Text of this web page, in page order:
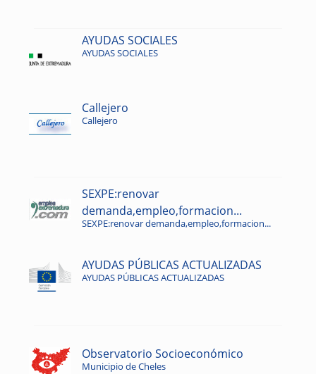
AYUDAS SOCIALES
AYUDAS SOCIALES
Callejero
Callejero
SEXPE:renovar
demanda,empleo,formacion...
SEXPE:renovar demanda,empleo,formacion...
AYUDAS PÚBLICAS ACTUALIZADAS
AYUDAS PÚBLICAS ACTUALIZADAS
Observatorio Socioeconómico
Municipio de Cheles